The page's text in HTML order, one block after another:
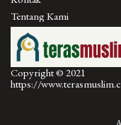
Tentang Kami
Copyright © 2021
https://